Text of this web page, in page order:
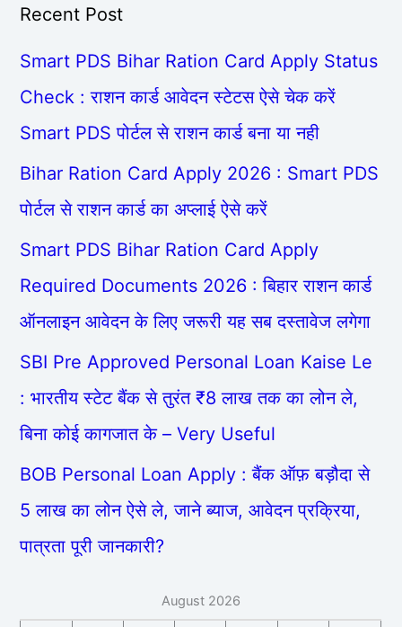
Recent Post
Smart PDS Bihar Ration Card Apply Status
Check : राशन कार्ड आवेदन स्टेटस ऐसे चेक करें
Smart PDS पोर्टल से राशन कार्ड बना या नही
Bihar Ration Card Apply 2026 : Smart PDS
पोर्टल से राशन कार्ड का अप्लाई ऐसे करें
Smart PDS Bihar Ration Card Apply
Required Documents 2026 : बिहार राशन कार्ड
ऑनलाइन आवेदन के लिए जरूरी यह सब दस्तावेज लगेगा
SBI Pre Approved Personal Loan Kaise Le
: भारतीय स्टेट बैंक से तुरंत ₹8 लाख तक का लोन ले,
बिना कोई कागजात के – Very Useful
BOB Personal Loan Apply : बैंक ऑफ़ बड़ौदा से
5 लाख का लोन ऐसे ले, जाने ब्याज, आवेदन प्रक्रिया,
पात्रता पूरी जानकारी?
August 2026